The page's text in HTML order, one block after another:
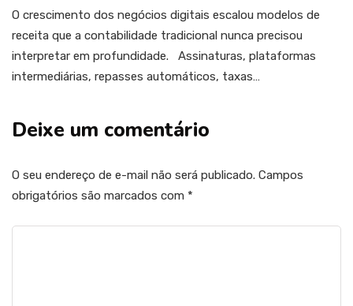
O crescimento dos negócios digitais escalou modelos de
receita que a contabilidade tradicional nunca precisou
interpretar em profundidade. Assinaturas, plataformas
intermediárias, repasses automáticos, taxas…
Deixe um comentário
O seu endereço de e-mail não será publicado. Campos
obrigatórios são marcados com *